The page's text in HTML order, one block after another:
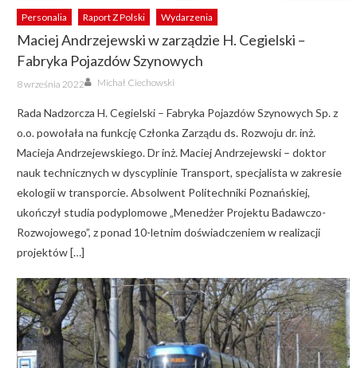
Personalia Raport Z Polski Wydarzenia
Maciej Andrzejewski w zarządzie H. Cegielski –
Fabryka Pojazdów Szynowych
Posted
on
8 września 2022 Author
Michał Ciechowski
Rada Nadzorcza H. Cegielski – Fabryka Pojazdów Szynowych Sp. z
o.o. powołała na funkcję Członka Zarządu ds. Rozwoju dr. inż.
Macieja Andrzejewskiego. Dr inż. Maciej Andrzejewski – doktor
nauk technicznych w dyscyplinie Transport, specjalista w zakresie
ekologii w transporcie. Absolwent Politechniki Poznańskiej,
ukończył studia podyplomowe „Menedżer Projektu Badawczo-
Rozwojowego”, z ponad 10-letnim doświadczeniem w realizacji
projektów […]